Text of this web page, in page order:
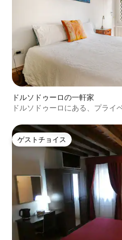
ドルソドゥーロの一軒家
ドルソドゥーロにある、プライ
ゲストチョイス
ゲストチョイス